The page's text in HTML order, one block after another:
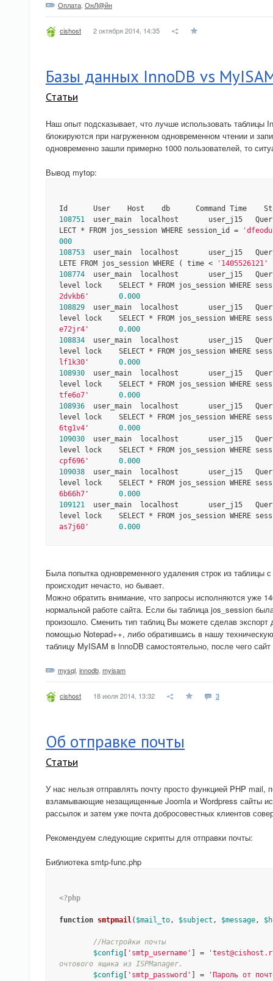
Оплата ОнЛ@йн
cishost 2 октября 2014, 14:35
Базы данных InnoDB vs
Статьи
Наш опыт подсказывает, что лучше использовать таблицы
блокируются при нагруженном одновременном чтении и
одновременно зашли примерно 1000 пользователей, то
Вывод mytop:
108751
user_main  localhost       user_j15
LECT * FROM jos_session WHERE session_id =
000
108753
user_main  localhost       user_j15
LETE FROM jos_session WHERE ( time <
'1405526121'
108774
user_main  localhost       user_j15
level lock    SELECT * FROM jos_session WHERE
2dvkb6'
0.000
108829
user_main  localhost       user_j15
level lock    SELECT * FROM jos_session WHERE
e72jr4'
0.000
108834
user_main  localhost       user_j15
level lock    SELECT * FROM jos_session WHERE
lf1k30'
0.000
108930
user_main  localhost       user_j15
level lock    SELECT * FROM jos_session WHERE
tfe6o7'
0.000
108936
user_main  localhost       user_j15
level lock    SELECT * FROM jos_session WHERE
6tg1v4'
0.000
109030
user_main  localhost       user_j15
level lock    SELECT * FROM jos_session WHERE
cpf696'
0.000
109038
user_main  localhost       user_j15
level lock    SELECT * FROM jos_session WHERE
6b66h7'
0.000
109121
user_main  localhost       user_j15
level lock    SELECT * FROM jos_session WHERE
as7j60'
0.000
Была попытка одновременного удаления строк из таблицы
происходит нечасто, но бывает.
Можно обратить внимание, что запросы исполняются уже
нормальной работе сайта. Если бы таблица jos_session
произошло. Сменить тип таблиц Вы можете сделав экспорт
помощью Notepad++, либо обратившись в нашу
таблицу MyISAM в InnoDB самостоятельно, после чего
mysql innodb myisam
cishost 18 июля 2014, 13:32 3
Об отправке почты
Статьи
У нас нельзя отправлять почту просто функцией PHP mail,
взламывающие незащищенные Joomla и Wordpress сайты
рассылок и затем уже почта добросовестных клиентов
Рекомендуем следующие скрипты для отправки почты:
Библиотека smtp-func.php
<?php
function smtpmail( $mail_to, $subject , $message,
//Настройки почты
$config
'smtp_username' ] =
очтового ящика из ISPManager.
$config
'smtp_password' ] =
'Пароль от